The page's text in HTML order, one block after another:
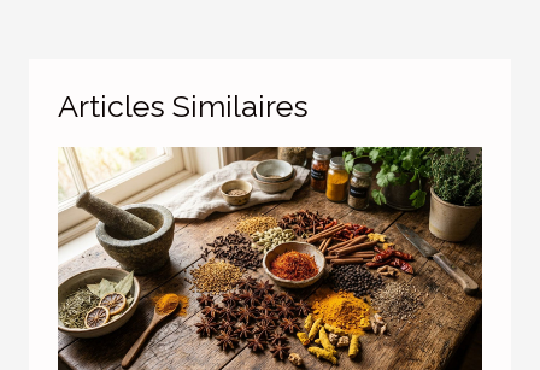
Articles Similaires